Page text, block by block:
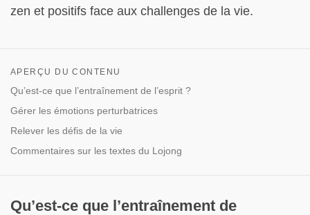
zen et positifs face aux challenges de la vie.
APERÇU DU CONTENU
Qu’est-ce que l’entraînement de l’esprit ?
Gérer les émotions perturbatrices
Relever les défis de la vie
Commentaires sur les textes du Lojong
Qu’est-ce que l’entraînement de